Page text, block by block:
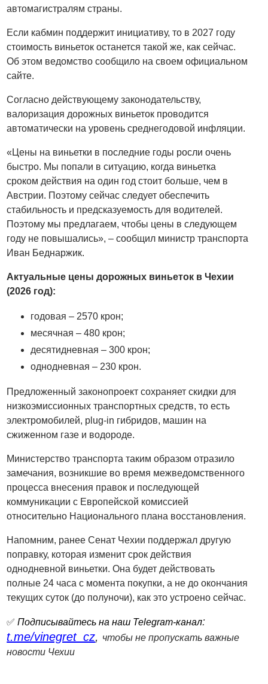
автомагистралям страны.
Если кабмин поддержит инициативу, то в 2027 году
стоимость виньеток останется такой же, как сейчас.
Об этом ведомство сообщило на своем официальном
сайте.
Согласно действующему законодательству,
валоризация дорожных виньеток проводится
автоматически на уровень среднегодовой инфляции.
«Цены на виньетки в последние годы росли очень
быстро. Мы попали в ситуацию, когда виньетка
сроком действия на один год стоит больше, чем в
Австрии. Поэтому сейчас следует обеспечить
стабильность и предсказуемость для водителей.
Поэтому мы предлагаем, чтобы цены в следующем
году не повышались», – сообщил министр транспорта
Иван Беднаржик.
Актуальные цены дорожных виньеток в Чехии
(2026 год):
годовая – 2570 крон;
месячная – 480 крон;
десятидневная – 300 крон;
однодневная – 230 крон.
Предложенный законопроект сохраняет скидки для
низкоэмиссионных транспортных средств, то есть
электромобилей, plug-in гибридов, машин на
сжиженном газе и водороде.
Министерство транспорта таким образом отразило
замечания, возникшие во время межведомственного
процесса внесения правок и последующей
коммуникации с Европейской комиссией
относительно Национального плана восстановления.
Напомним, ранее Сенат Чехии поддержал другую
поправку, которая изменит срок действия
однодневной виньетки. Она будет действовать
полные 24 часа с момента покупки, а не до окончания
текущих суток (до полуночи), как это устроено сейчас.
✅Подписывайтесь на наш Telegram-канал:
t.me/vinegret_cz, чтобы не пропускать важные
новости Чехии